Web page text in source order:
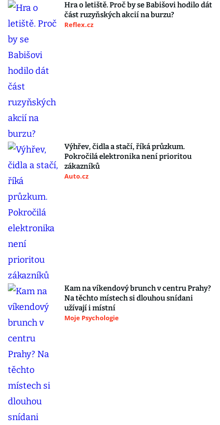
Hra o letiště. Proč by se Babišovi hodilo dát
část ruzyňských akcií na burzu?
Reflex.cz
Výhřev, čidla a stačí, říká průzkum.
Pokročilá elektronika není prioritou
zákazníků
Auto.cz
Kam na víkendový brunch v centru Prahy?
Na těchto místech si dlouhou snídani
užívají i místní
Moje Psychologie